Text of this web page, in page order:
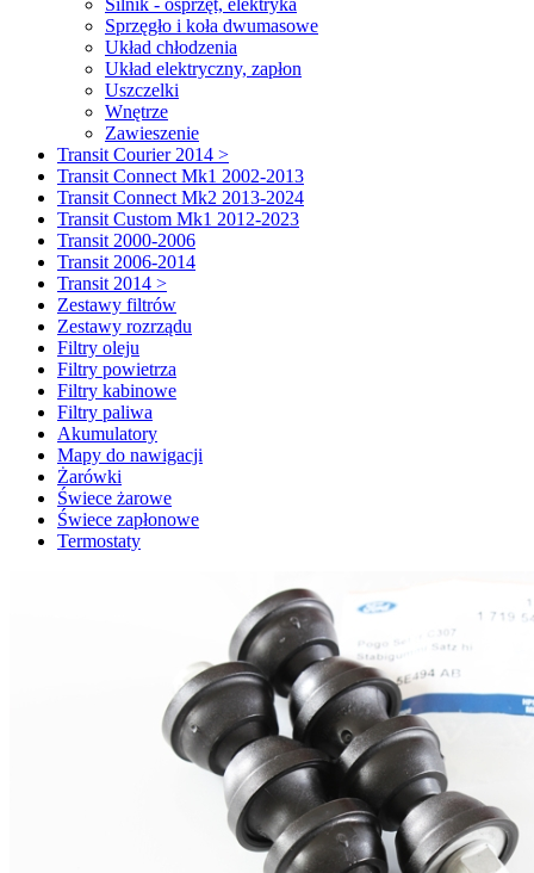
Silnik - osprzęt, elektryka
Sprzęgło i koła dwumasowe
Układ chłodzenia
Układ elektryczny, zapłon
Uszczelki
Wnętrze
Zawieszenie
Transit Courier 2014 >
Transit Connect Mk1 2002-2013
Transit Connect Mk2 2013-2024
Transit Custom Mk1 2012-2023
Transit 2000-2006
Transit 2006-2014
Transit 2014 >
Zestawy filtrów
Zestawy rozrządu
Filtry oleju
Filtry powietrza
Filtry kabinowe
Filtry paliwa
Akumulatory
Mapy do nawigacji
Żarówki
Świece żarowe
Świece zapłonowe
Termostaty